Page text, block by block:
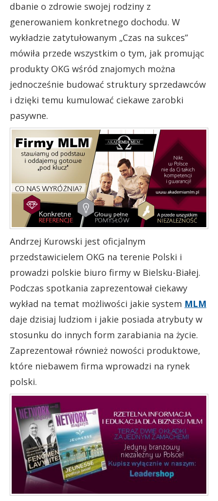
dbanie o zdrowie swojej rodziny z
generowaniem konkretnego dochodu. W
wykładzie zatytułowanym „Czas na sukces”
mówiła przede wszystkim o tym, jak promując
produkty OKG wśród znajomych można
jednocześnie budować struktury sprzedawców
i dzięki temu kumulować ciekawe zarobki
pasywne.
Andrzej Kurowski jest oficjalnym
przedstawicielem OKG na terenie Polski i
prowadzi polskie biuro firmy w Bielsku-Białej.
Podczas spotkania zaprezentował ciekawy
wykład na temat możliwości jakie system MLM
daje dzisiaj ludziom i jakie posiada atrybuty w
stosunku do innych form zarabiania na życie.
Zaprezentował również nowości produktowe,
które niebawem firma wprowadzi na rynek
polski.